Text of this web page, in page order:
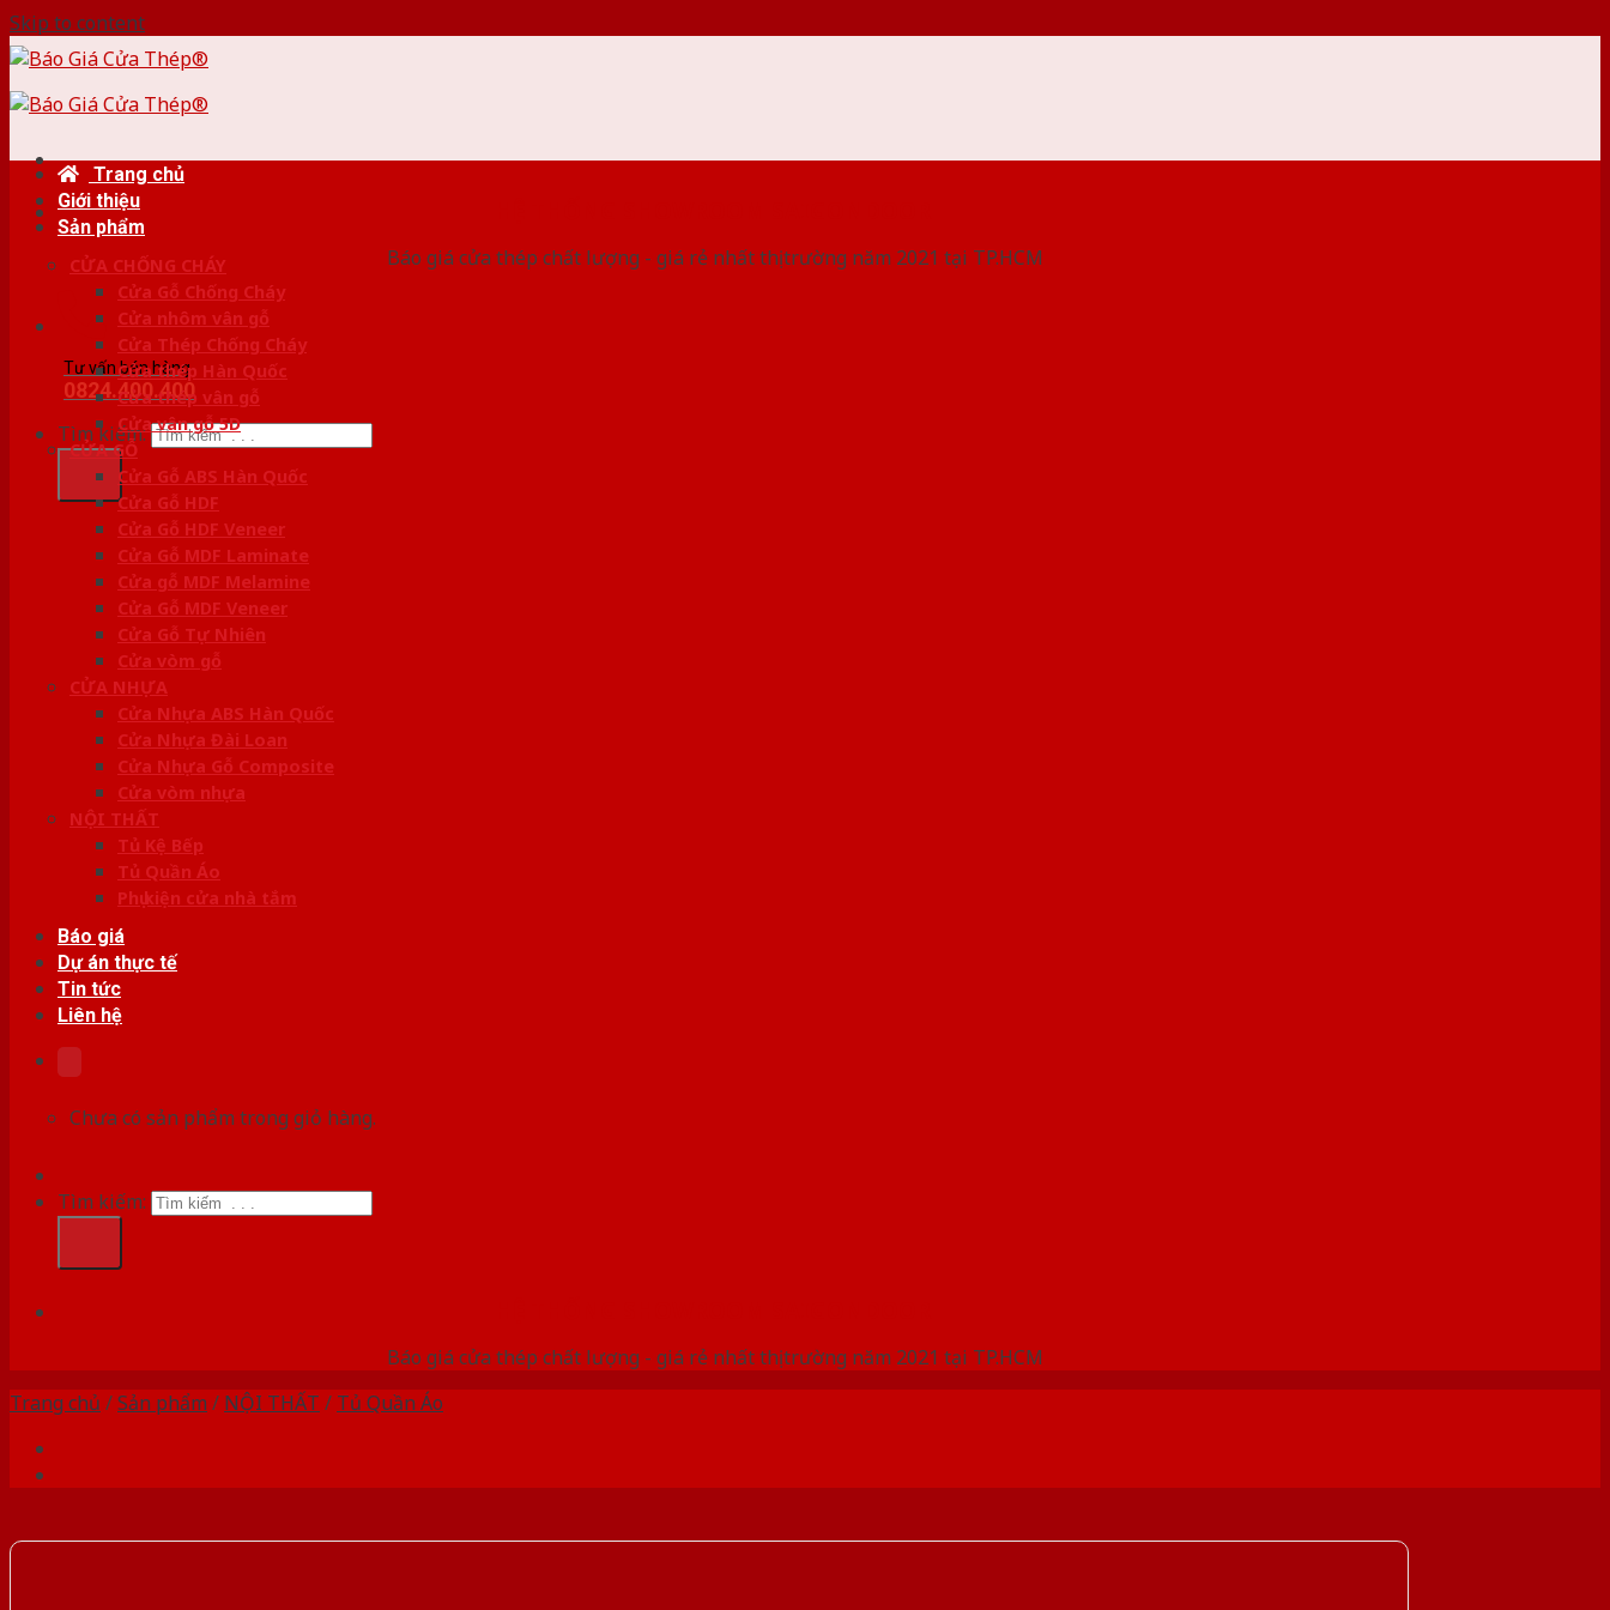
Skip to content
Báo giá cửa thép chất lượng - giá rẻ nhất thị trường năm 2021 tại TP.HCM
Tư vấn bán hàng
0824.400.400
Tìm kiếm:
Trang chủ
Giới thiệu
Sản phẩm
CỬA CHỐNG CHÁY
Cửa Gỗ Chống Cháy
Cửa nhôm vân gỗ
Cửa Thép Chống Cháy
Cửa thép Hàn Quốc
Cửa thép vân gỗ
Cửa vân gỗ 5D
CỬA GỖ
Cửa Gỗ ABS Hàn Quốc
Cửa Gỗ HDF
Cửa Gỗ HDF Veneer
Cửa Gỗ MDF Laminate
Cửa gỗ MDF Melamine
Cửa Gỗ MDF Veneer
Cửa Gỗ Tự Nhiên
Cửa vòm gỗ
CỬA NHỰA
Cửa Nhựa ABS Hàn Quốc
Cửa Nhựa Đài Loan
Cửa Nhựa Gỗ Composite
Cửa vòm nhựa
NỘI THẤT
Tủ Kệ Bếp
Tủ Quần Áo
Phụ kiện cửa nhà tắm
Báo giá
Dự án thực tế
Tin tức
Liên hệ
Chưa có sản phẩm trong giỏ hàng.
Tìm kiếm:
Báo giá cửa thép chất lượng - giá rẻ nhất thị trường năm 2021 tại TP.HCM
Trang chủ /Sản phẩm / NỘI THẤT / Tủ Quần Áo